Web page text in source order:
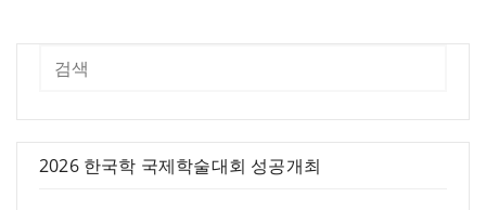
검색
2026 한국학 국제학술대회 성공개최